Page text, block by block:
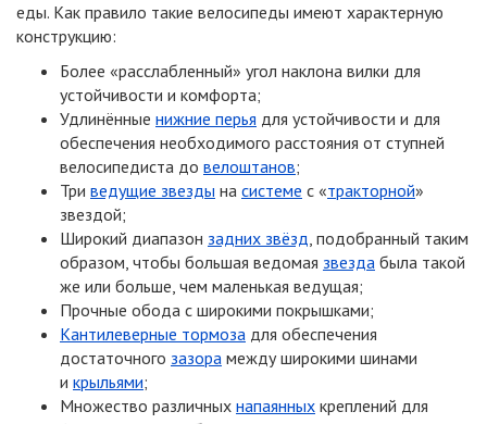
еды. Как правило такие велосипеды имеют характерную
конструкцию:
Более «расслабленный» угол наклона вилки для
устойчивости и комфорта;
Удлинённые нижние перья для устойчивости и для
обеспечения необходимого расстояния от ступней
велосипедиста до велоштанов;
Три ведущие звезды на системе с «тракторной»
звездой;
Широкий диапазон задних звёзд, подобранный таким
образом, чтобы большая ведомая звезда была такой
же или больше, чем маленькая ведущая;
Прочные обода с широкими покрышками;
Кантилеверные тормоза для обеспечения
достаточного зазора между широкими шинами
и крыльями;
Множество различных напаянных креплений для